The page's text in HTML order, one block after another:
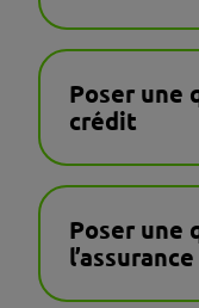
Poser une
crédit
Poser une